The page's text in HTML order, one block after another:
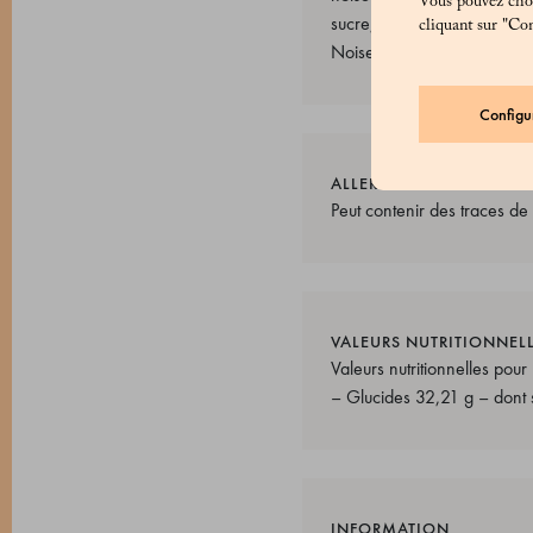
cliquant sur
sucre, dextrose, huile de
Noisettes du Piémont PGI
ALLERGÈNES
Peut contenir des traces
VALEURS
Valeurs nutritionnelles
– Glucides 32,21 g –